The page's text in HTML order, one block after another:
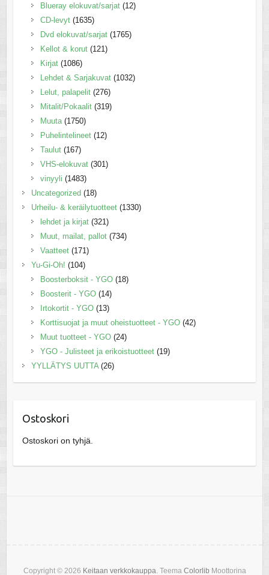
Blueray elokuvat/sarjat (12)
CD-levyt (1635)
Dvd elokuvat/sarjat (1765)
Kellot & korut (121)
Kirjat (1086)
Lehdet & Sarjakuvat (1032)
Lelut, palapelit (276)
Mitalit/Pokaalit (319)
Muuta (1750)
Puhelintelineet (12)
Taulut (167)
VHS-elokuvat (301)
vinyyli (1483)
Uncategorized (18)
Urheilu- & keräilytuotteet (1330)
lehdet ja kirjat (321)
Muut, mailat, pallot (734)
Vaatteet (171)
Yu-Gi-Oh! (104)
Boosterboksit - YGO (18)
Boosterit - YGO (14)
Irtokortit - YGO (13)
Korttisuojat ja muut oheistuotteet - YGO (42)
Muut tuotteet - YGO (24)
YGO - Julisteet ja erikoistuotteet (19)
YYLLÄTYS UUTTA (26)
Ostoskori
Ostoskori on tyhjä.
Copyright © 2026 Keitaan verkkokauppa . Teema Colorlib Moottorina